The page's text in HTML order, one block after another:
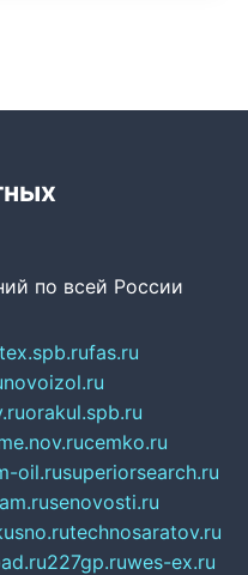
по всей России
fas.ru
novoizol.ru
orakul.spb.ru
cemko.ru
oil.rusuperiorsearch.ru
senovosti.ru
technosaratov.ru
227gp.ruwes-ex.ru